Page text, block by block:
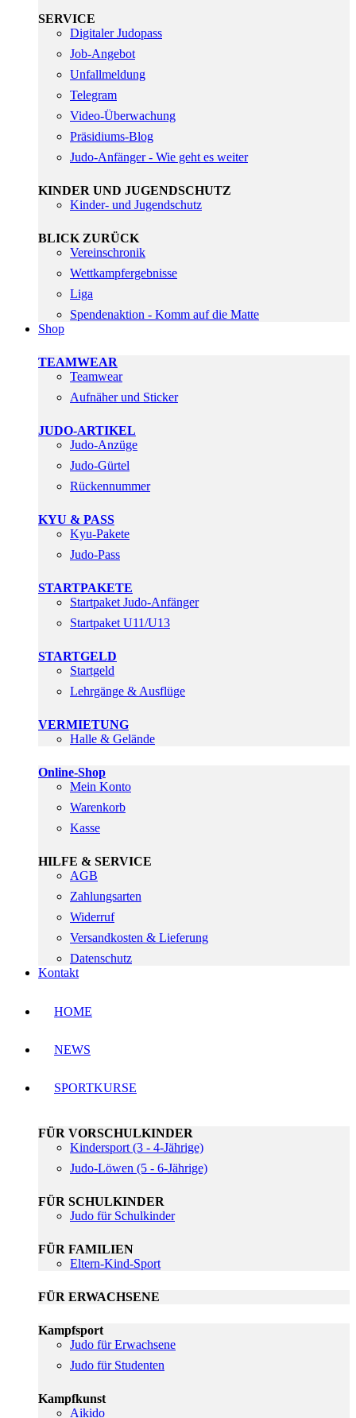
SERVICE
Digitaler Judopass
Job-Angebot
Unfallmeldung
Telegram
Video-Überwachung
Präsidiums-Blog
Judo-Anfänger - Wie geht es weiter
KINDER UND JUGENDSCHUTZ
Kinder- und Jugendschutz
BLICK ZURÜCK
Vereinschronik
Wettkampfergebnisse
Liga
Spendenaktion - Komm auf die Matte
Shop
TEAMWEAR
Teamwear
Aufnäher und Sticker
JUDO-ARTIKEL
Judo-Anzüge
Judo-Gürtel
Rückennummer
KYU & PASS
Kyu-Pakete
Judo-Pass
STARTPAKETE
Startpaket Judo-Anfänger
Startpaket U11/U13
STARTGELD
Startgeld
Lehrgänge & Ausflüge
VERMIETUNG
Halle & Gelände
Online-Shop
Mein Konto
Warenkorb
Kasse
HILFE & SERVICE
AGB
Zahlungsarten
Widerruf
Versandkosten & Lieferung
Datenschutz
Kontakt
HOME
NEWS
SPORTKURSE
FÜR VORSCHULKINDER
Kindersport (3 - 4-Jährige)
Judo-Löwen (5 - 6-Jährige)
FÜR SCHULKINDER
Judo für Schulkinder
FÜR FAMILIEN
Eltern-Kind-Sport
FÜR ERWACHSENE
Kampfsport
Judo für Erwachsene
Judo für Studenten
Kampfkunst
Aikido